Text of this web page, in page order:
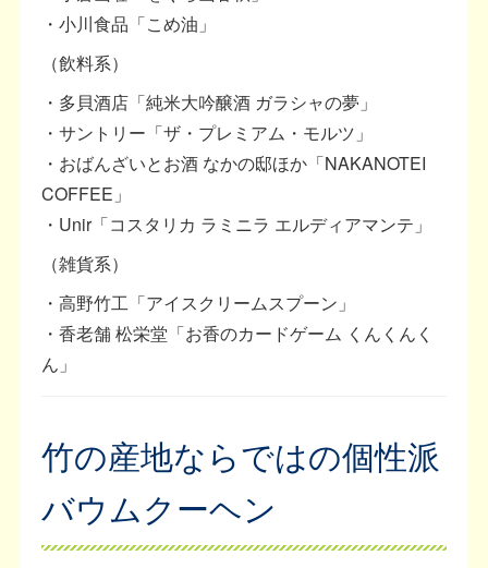
・小川食品「こめ油」
（飲料系）
・多貝酒店「純米大吟醸酒 ガラシャの夢」
・サントリー「ザ・プレミアム・モルツ」
・おばんざいとお酒 なかの邸ほか「NAKANOTEI
COFFEE」
・Unir「コスタリカ ラミニラ エルディアマンテ」
（雑貨系）
・高野竹工「アイスクリームスプーン」
・香老舗 松栄堂「お香のカードゲーム くんくんく
ん」
竹の産地ならではの個性派
バウムクーヘン